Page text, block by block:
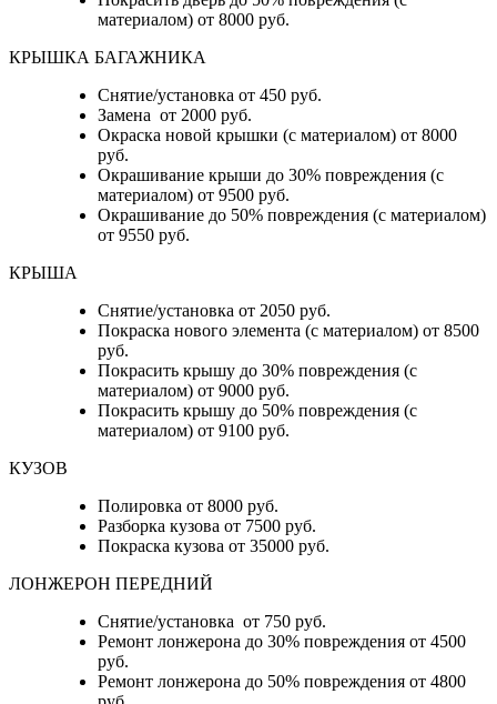
материалом) от 8000 руб.
КРЫШКА БАГАЖНИКА
Снятие/установка от 450 руб.
Замена от 2000 руб.
Окраска новой крышки (с материалом) от 8000
руб.
Окрашивание крыши до 30% повреждения (с
материалом) от 9500 руб.
Окрашивание до 50% повреждения (с материалом)
от 9550 руб.
КРЫША
Снятие/установка от 2050 руб.
Покраска нового элемента (с материалом) от 8500
руб.
Покрасить крышу до 30% повреждения (с
материалом) от 9000 руб.
Покрасить крышу до 50% повреждения (с
материалом) от 9100 руб.
КУЗОВ
Полировка от 8000 руб.
Разборка кузова от 7500 руб.
Покраска кузова от 35000 руб.
ЛОНЖЕРОН ПЕРЕДНИЙ
Снятие/установка от 750 руб.
Ремонт лонжерона до 30% повреждения от 4500
руб.
Ремонт лонжерона до 50% повреждения от 4800